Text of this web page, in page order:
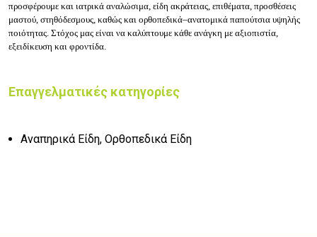
προσφέρουμε και ιατρικά αναλώσιμα, είδη ακράτειας, επιθέματα, προσθέσεις
μαστού, στηθόδεσμους, καθώς και ορθοπεδικά–ανατομικά παπούτσια υψηλής
ποιότητας. Στόχος μας είναι να καλύπτουμε κάθε ανάγκη με αξιοπιστία,
εξειδίκευση και φροντίδα.
Επαγγελματικές κατηγορίες
Αναπηρικά Είδη, Ορθοπεδικά Είδη